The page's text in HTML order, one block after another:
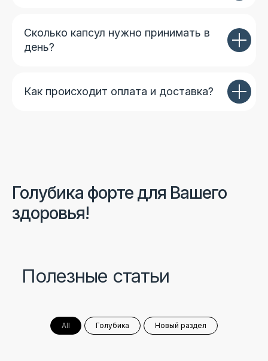
Сколько капсул нужно принимать в
день?
Как происходит оплата и доставка?
Голубика форте для Вашего
здоровья!
All Голубика Новый раздел